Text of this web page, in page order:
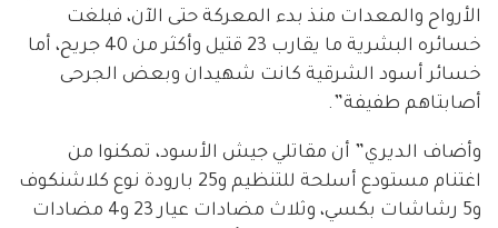
الأرواح والمعدات منذ بدء المعركة حتى الآن، فبلغت
خسائره البشرية ما يقارب 23 قتيل وأكثر من 40 جريح، أما
خسائر أسود الشرقية كانت شهيدان وبعض الجرحى
أصابتاهم طفيفة”.
وأضاف الديري” أن مقاتلي جيش الأسود، تمكنوا من
اغتنام مستودع أسلحة للتنظيم و25 بارودة نوع كلاشنكوف
و5 رشاشات بكسي، وثلاث مضادات عيار 23 و4 مضادات